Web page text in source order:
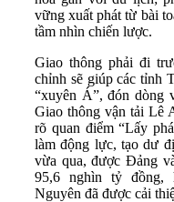
vững xuất phát từ bài
tầm nhìn chiến lược.
Giao thông phải đi
chỉnh sẽ giúp các tỉnh
“xuyên Á”, đón dòng
Giao thông vận tải Lê
rõ quan điểm “Lấy
làm động lực, tạo dư
vừa qua, được Đảng
95,6 nghìn tỷ đồng,
Nguyên đã được cải